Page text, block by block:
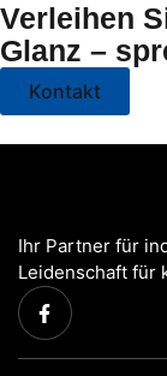
Verleihen
Glanz –
Kontakt
Ihr Partner für
Leidenschaft für